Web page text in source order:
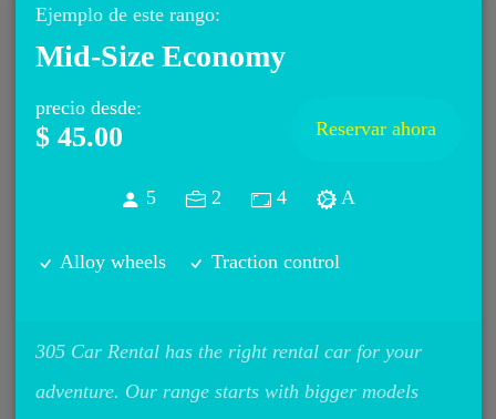
Ejemplo de este rango:
Mid-Size Economy
precio desde:
$ 45.00 Reservar ahora
5 2 4 A
Alloy wheels Traction control
305 Car Rental has the right rental car for your
adventure. Our range starts with bigger models